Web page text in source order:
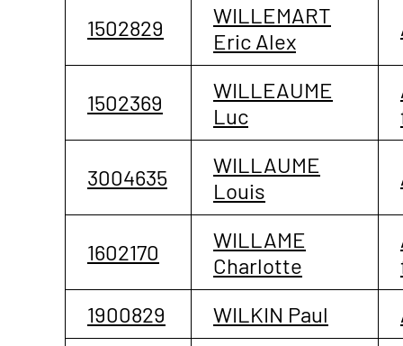
1502829
WILLEMART
Eric Alex
1502369
WILLEAUME
Luc
3004635
WILLAUME
Louis
1602170
WILLAME
Charlotte
1900829
WILKIN Paul